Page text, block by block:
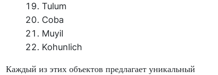
Tulum
Coba
Muyil
Kohunlich
Каждый из этих объектов предлагает уникальный